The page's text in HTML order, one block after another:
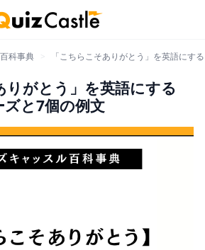
百科事典 「こちらこそありがとう」を英語にす
りがとう」を英語にする
ズと7個の例文